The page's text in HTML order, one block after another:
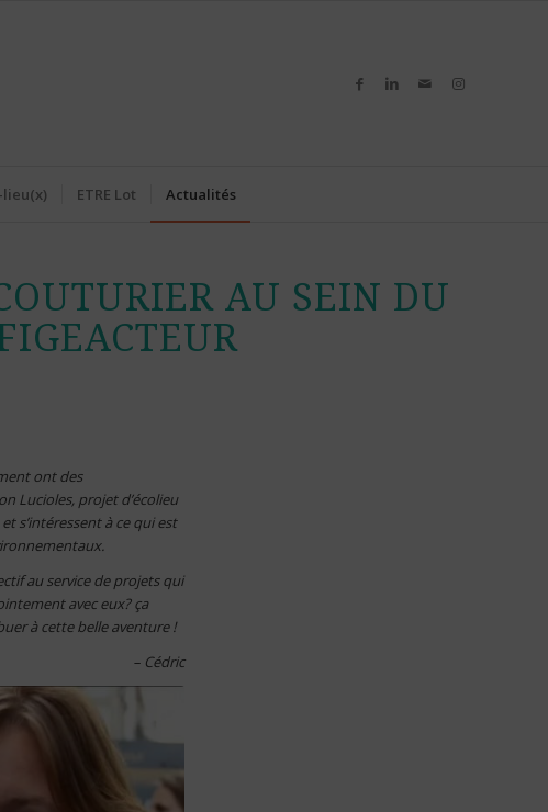
lieu(x) ETRE Lot Actualités
AU SEIN DU
ont des
Lucioles, projet d’écolieu
s’intéressent à ce qui est
au service de projets qui
avec eux? ça
à cette belle aventure !
– Cédric